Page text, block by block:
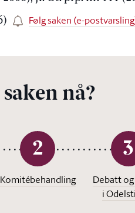
Følg saken (e-
nå?
2
Komitébehandling
3
Debatt
i